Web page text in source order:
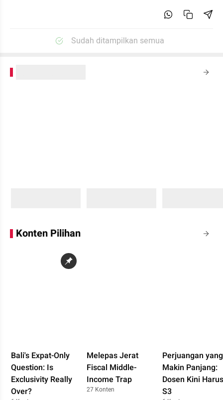
Sudah ditampilkan semua
Konten Pilihan
Bali's Expat-Only
Question: Is
Exclusivity Really
Over?
Melepas Jerat
Fiscal Middle-
Income Trap
27 Konten
Perjuangan yang
Makin Panjang:
Dosen Kini Harus
S3